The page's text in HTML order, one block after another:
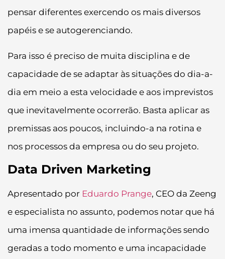
pensar diferentes exercendo os mais diversos
papéis e se autogerenciando.
Para isso é preciso de muita disciplina e de
capacidade de se adaptar às situações do dia-a-
dia em meio a esta velocidade e aos imprevistos
que inevitavelmente ocorrerão. Basta aplicar as
premissas aos poucos, incluindo-a na rotina e
nos processos da empresa ou do seu projeto.
Data Driven Marketing
Apresentado por Eduardo Prange, CEO da Zeeng
e especialista no assunto, podemos notar que há
uma imensa quantidade de informações sendo
geradas a todo momento e uma incapacidade